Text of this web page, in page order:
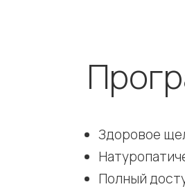
Здоровое
Полный